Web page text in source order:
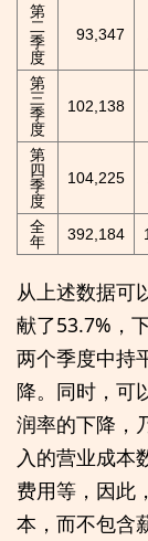
第
二
季
度
93,347
第
三
季
度
102,138
第
四
季
度
104,225
全
年
392,184
从上述数据可
献了53.7%，
两个季度中持
降。同时，可
润率的下降，
入的营业成本
费用等，因此
本，而不包含